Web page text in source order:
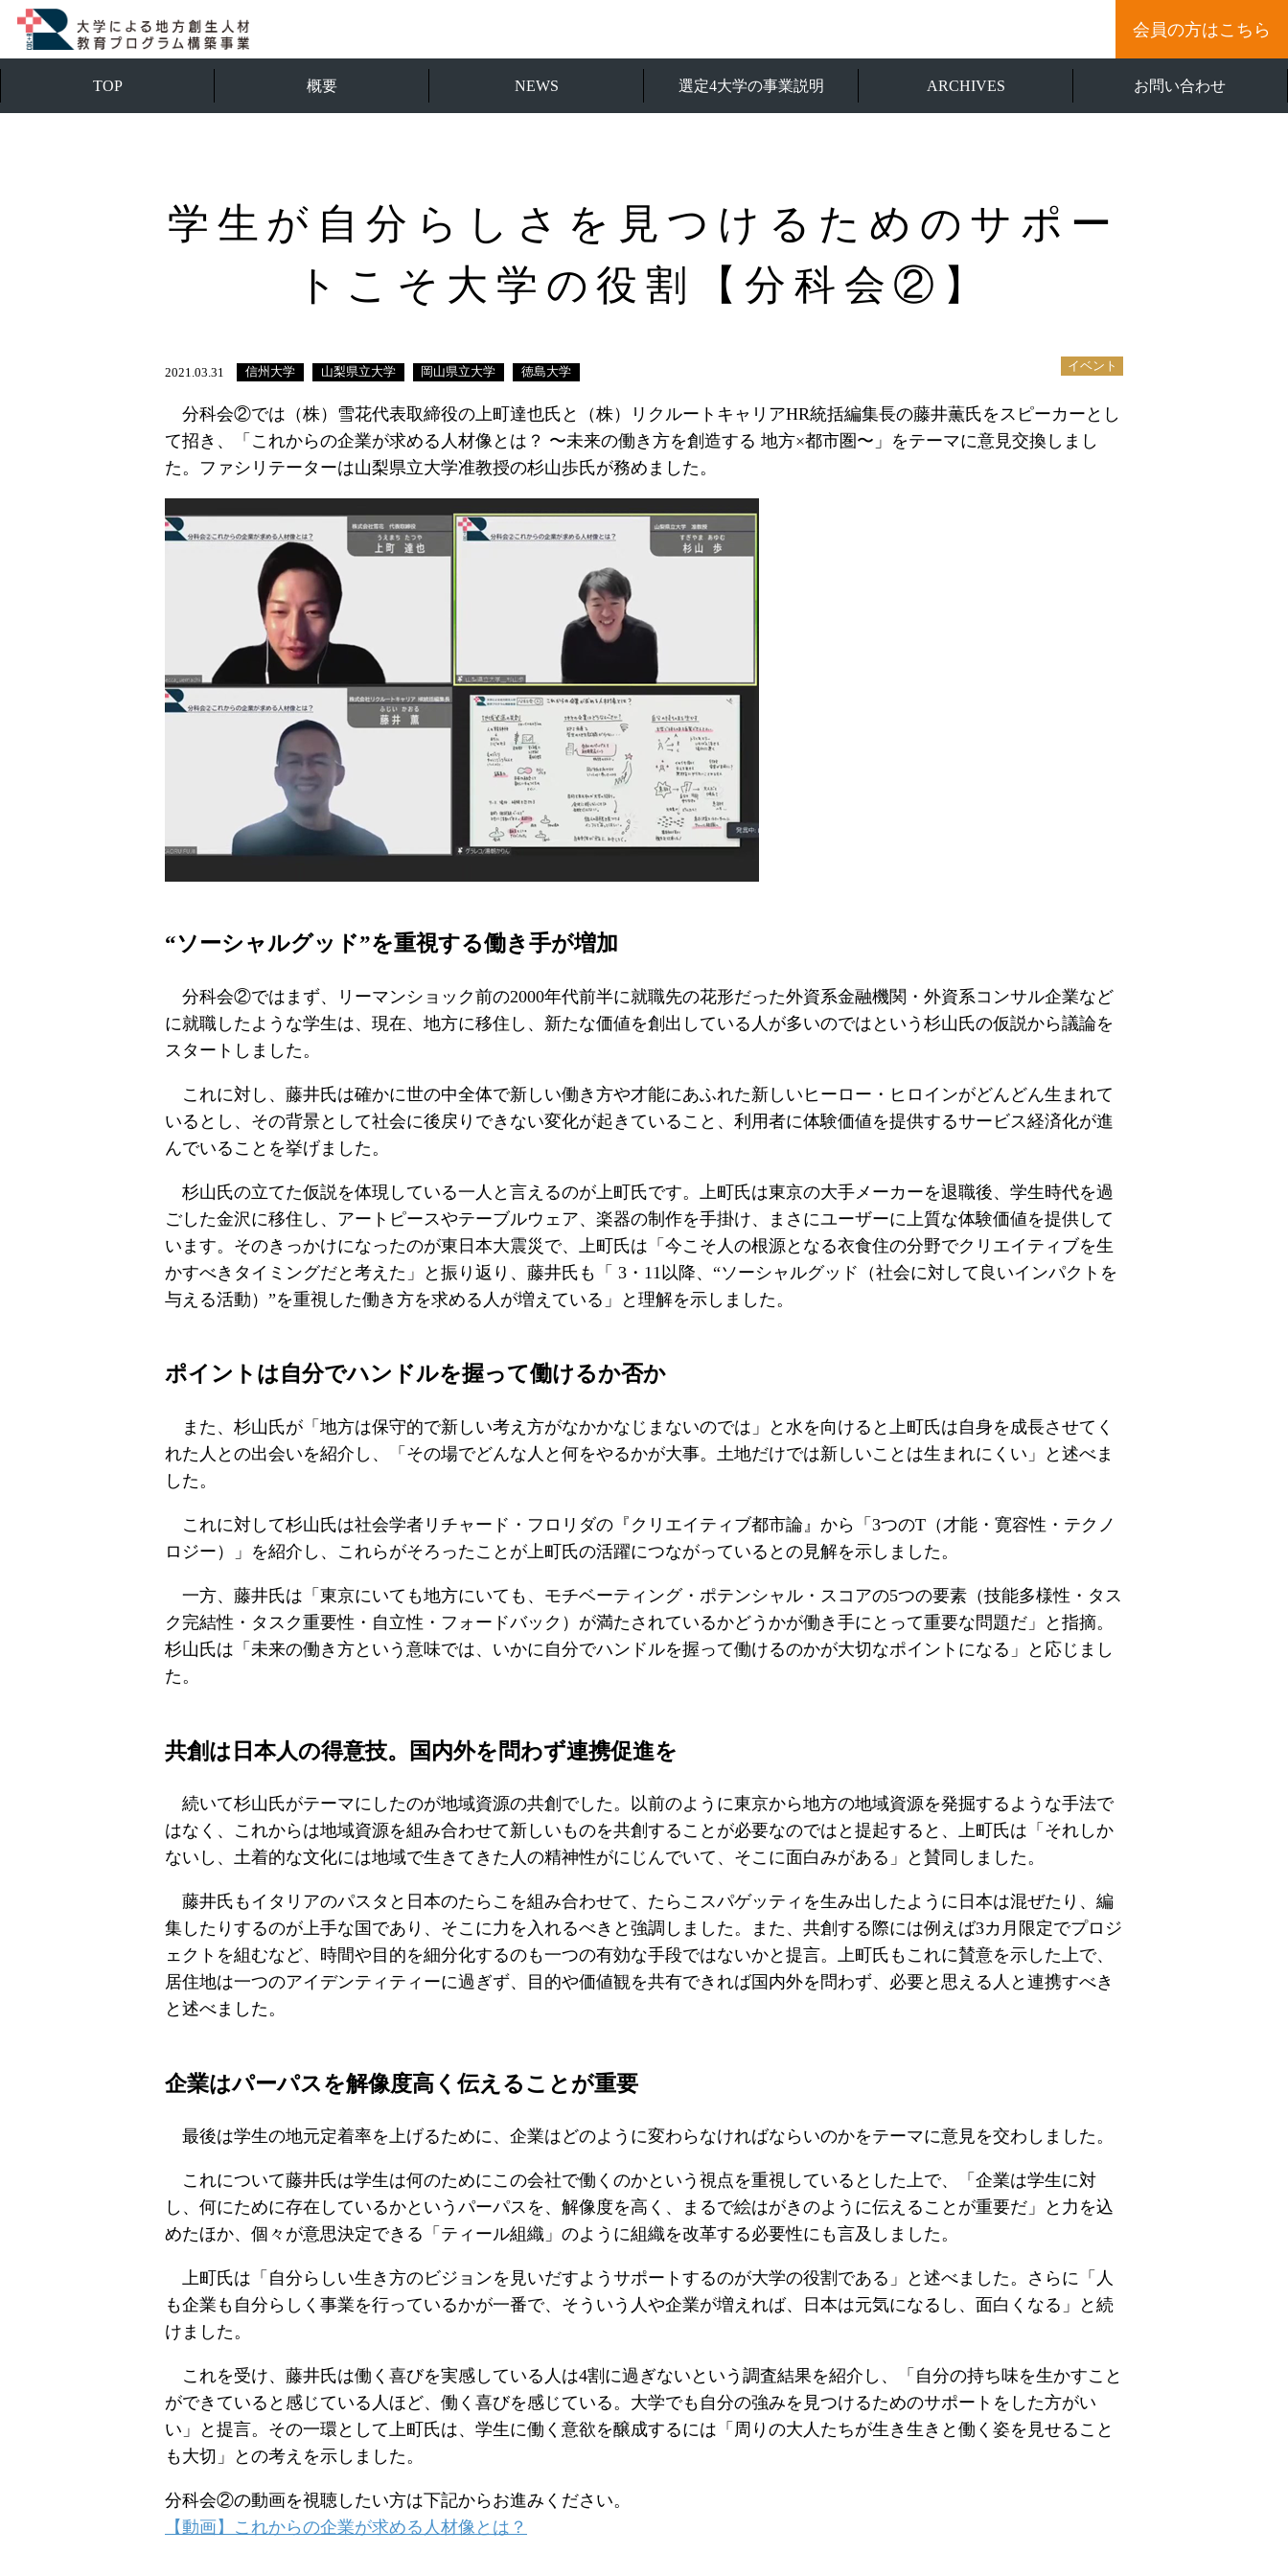
会員の方はこちら
TOP 概要 NEWS 選定4大学の事業説明 ARCHIVES お問い合わせ
学生が自分らしさを見つけるためのサポー
トこそ大学の役割【分科会②】
2021.03.31 信州大学 山梨県立大学 岡山県立大学 徳島大学 イベント
分科会②では（株）雪花代表取締役の上町達也氏と（株）リクルートキャリアHR統括編集長の藤井薫氏をスピーカーとし
て招き、「これからの企業が求める人材像とは？ 〜未来の働き方を創造する 地方×都市圏〜」をテーマに意見交換しまし
た。ファシリテーターは山梨県立大学准教授の杉山歩氏が務めました。
“ソーシャルグッド”を重視する働き手が増加
分科会②ではまず、リーマンショック前の2000年代前半に就職先の花形だった外資系金融機関・外資系コンサル企業など
に就職したような学生は、現在、地方に移住し、新たな価値を創出している人が多いのではという杉山氏の仮説から議論を
スタートしました。
これに対し、藤井氏は確かに世の中全体で新しい働き方や才能にあふれた新しいヒーロー・ヒロインがどんどん生まれて
いるとし、その背景として社会に後戻りできない変化が起きていること、利用者に体験価値を提供するサービス経済化が進
んでいることを挙げました。
杉山氏の立てた仮説を体現している一人と言えるのが上町氏です。上町氏は東京の大手メーカーを退職後、学生時代を過
ごした金沢に移住し、アートピースやテーブルウェア、楽器の制作を手掛け、まさにユーザーに上質な体験価値を提供して
います。そのきっかけになったのが東日本大震災で、上町氏は「今こそ人の根源となる衣食住の分野でクリエイティブを生
かすべきタイミングだと考えた」と振り返り、藤井氏も「 3・11以降、“ソーシャルグッド（社会に対して良いインパクトを
与える活動）”を重視した働き方を求める人が増えている」と理解を示しました。
ポイントは自分でハンドルを握って働けるか否か
また、杉山氏が「地方は保守的で新しい考え方がなかかなじまないのでは」と水を向けると上町氏は自身を成長させてく
れた人との出会いを紹介し、「その場でどんな人と何をやるかが大事。土地だけでは新しいことは生まれにくい」と述べま
した。
これに対して杉山氏は社会学者リチャード・フロリダの『クリエイティブ都市論』から「3つのT（才能・寛容性・テクノ
ロジー）」を紹介し、これらがそろったことが上町氏の活躍につながっているとの見解を示しました。
一方、藤井氏は「東京にいても地方にいても、モチベーティング・ポテンシャル・スコアの5つの要素（技能多様性・タス
ク完結性・タスク重要性・自立性・フォードバック）が満たされているかどうかが働き手にとって重要な問題だ」と指摘。
杉山氏は「未来の働き方という意味では、いかに自分でハンドルを握って働けるのかが大切なポイントになる」と応じまし
た。
共創は日本人の得意技。国内外を問わず連携促進を
続いて杉山氏がテーマにしたのが地域資源の共創でした。以前のように東京から地方の地域資源を発掘するような手法で
はなく、これからは地域資源を組み合わせて新しいものを共創することが必要なのではと提起すると、上町氏は「それしか
ないし、土着的な文化には地域で生きてきた人の精神性がにじんでいて、そこに面白みがある」と賛同しました。
藤井氏もイタリアのパスタと日本のたらこを組み合わせて、たらこスパゲッティを生み出したように日本は混ぜたり、編
集したりするのが上手な国であり、そこに力を入れるべきと強調しました。また、共創する際には例えば3カ月限定でプロジ
ェクトを組むなど、時間や目的を細分化するのも一つの有効な手段ではないかと提言。上町氏もこれに賛意を示した上で、
居住地は一つのアイデンティティーに過ぎず、目的や価値観を共有できれば国内外を問わず、必要と思える人と連携すべき
と述べました。
企業はパーパスを解像度高く伝えることが重要
最後は学生の地元定着率を上げるために、企業はどのように変わらなければならいのかをテーマに意見を交わしました。
これについて藤井氏は学生は何のためにこの会社で働くのかという視点を重視しているとした上で、「企業は学生に対
し、何にために存在しているかというパーパスを、解像度を高く、まるで絵はがきのように伝えることが重要だ」と力を込
めたほか、個々が意思決定できる「ティール組織」のように組織を改革する必要性にも言及しました。
上町氏は「自分らしい生き方のビジョンを見いだすようサポートするのが大学の役割である」と述べました。さらに「人
も企業も自分らしく事業を行っているかが一番で、そういう人や企業が増えれば、日本は元気になるし、面白くなる」と続
けました。
これを受け、藤井氏は働く喜びを実感している人は4割に過ぎないという調査結果を紹介し、「自分の持ち味を生かすこと
ができていると感じている人ほど、働く喜びを感じている。大学でも自分の強みを見つけるためのサポートをした方がい
い」と提言。その一環として上町氏は、学生に働く意欲を醸成するには「周りの大人たちが生き生きと働く姿を見せること
も大切」との考えを示しました。
分科会②の動画を視聴したい方は下記からお進みください。
【動画】これからの企業が求める人材像とは？